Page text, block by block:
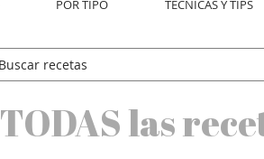
POR TIPO TÉCNICAS Y TIPS
TODAS las